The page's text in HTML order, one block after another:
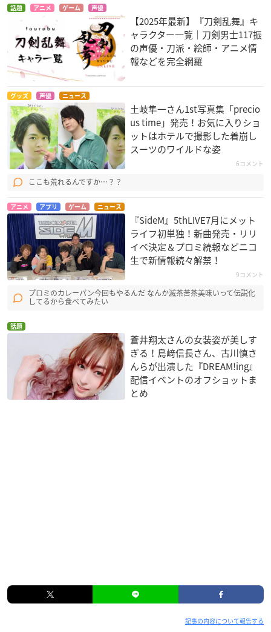
話題 アニメ ゲーム 声優
【2025年最新】『刀剣乱舞』キ
ャラクター一覧｜刀剣男士117振
の声優・刀派・絵師・アニメ情
報などを完全網羅
グッズ 声優 ニュース
土岐隼一さん1st写真集「precio
us time」発売！お気に入りショ
ットはホテルで撮影した着崩し
スーツのワイルドな姿
6コメント
ここも荒れるんですか…？？
アニメ アプリ ゲーム ニュース
『SideM』5thLIVE7月にメット
ライフ初単独！新曲発売・リリ
イベ決定＆プロミ続報などニコ
生で新情報続々解禁！
9コメント
プロミのカレーパン今回もやるんだ なんか滅茶苦茶美味いって伝説化
してるから食べてみたい
話題
蒼井翔太さんの女装姿が美しす
ぎる！島﨑信長さん、古川慎さ
んらが出演した『DREAM!ing』
配信イベントのオフショットま
とめ
記事の内容について報告する